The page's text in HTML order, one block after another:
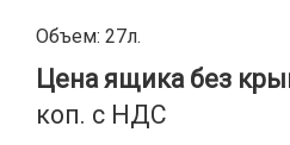
Объем: 27л.
Цена ящика без
коп. с НДС